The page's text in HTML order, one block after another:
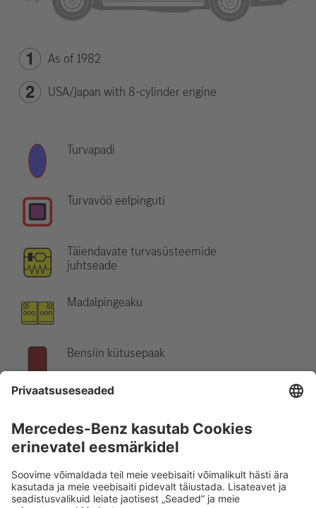
As of 1982
USA/Japan with 8-cylinder engine
Turvapadi
Turvavöö eelpinguti
Täiendavate turvasüsteemide
juhtseade
Madalpingeaku
Bensiin kütusepaak
andmelehte.